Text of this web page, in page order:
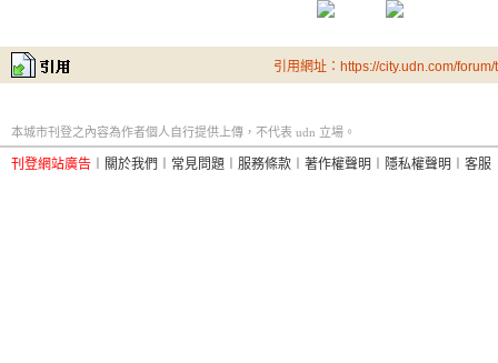
引用網址：https://city.udn.com/
本城市刊登之內容為作者個人自行提供上傳，不代表 udn 立場。
刊登網站廣告 關於我們 常見問題 服務條款 著作權聲明 隱私權聲明 客服